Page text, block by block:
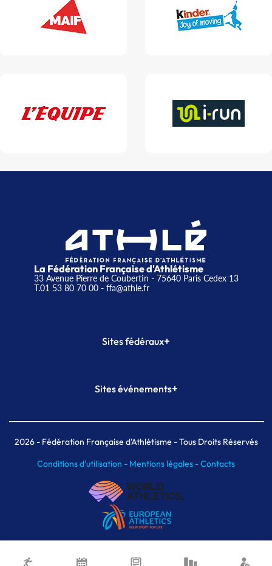
La Fédération Française d'Athlétisme
33 Avenue Pierre de Coubertin - 75640 Paris Cedex 13
T.01 53 80 70 00- ffa@athle.fr
Sites fédéraux+
Plateforme Formation
Sites événements+
Meeting de Paris indoor
MAIF Ekiden de Paris
2026- Fédération Française d'Athlétisme - Tous Droits Réservés
Conditions d'utilisation - Mentions légales -Contacts